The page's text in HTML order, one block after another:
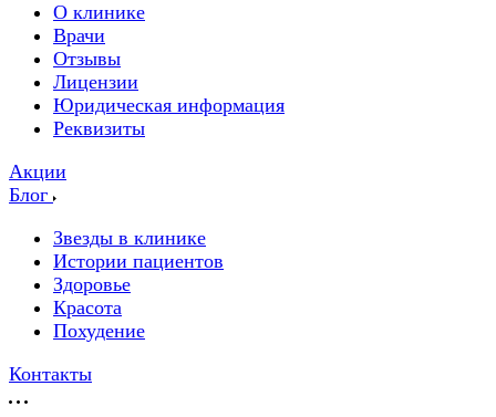
О клинике
Врачи
Отзывы
Лицензии
Юридическая информация
Реквизиты
Акции
Блог
Звезды в клинике
Истории пациентов
Здоровье
Красота
Похудение
Контакты